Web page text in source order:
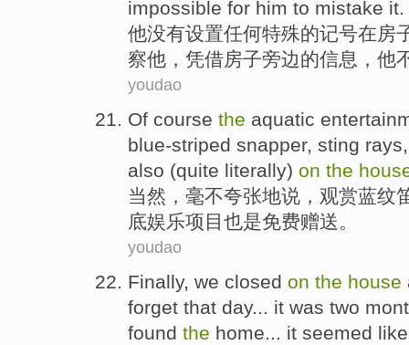
impossible for him to mistake it.
他没有设置任何特殊的记号在房
察他 ， 凭借房子旁边的信息， 他
youdao
Of course the aquatic
blue-striped snapper, sting rays
also (quite literally) on the
当然 ，毫不夸张地说，观赏蓝纹
底娱乐项目也是免费赠送。
youdao
Finally, we closed on the house
forget that day... it was two
found the home... it seemed